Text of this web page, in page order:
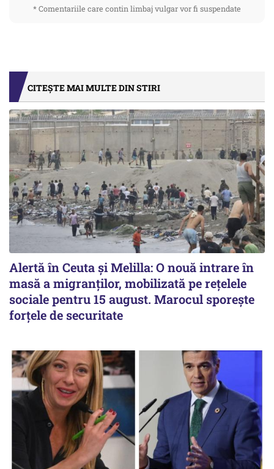
* Comentariile care contin limbaj vulgar vor fi suspendate
CITEȘTE MAI MULTE DIN STIRI
Alertă în Ceuta și Melilla: O nouă intrare în
masă a migranților, mobilizată pe rețelele
sociale pentru 15 august. Marocul sporește
forțele de securitate